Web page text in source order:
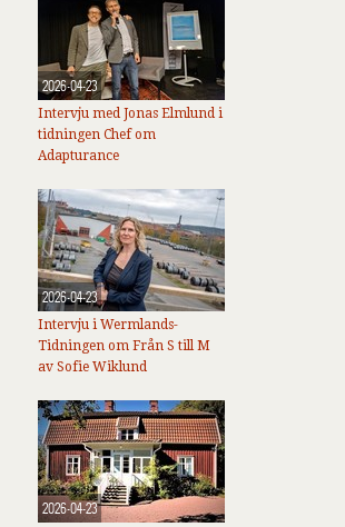
2026-04-23
Intervju med Jonas Elmlund i
tidningen Chef om
Adapturance
2026-04-23
Intervju i Wermlands-
Tidningen om Från S till M
av Sofie Wiklund
2026-04-23